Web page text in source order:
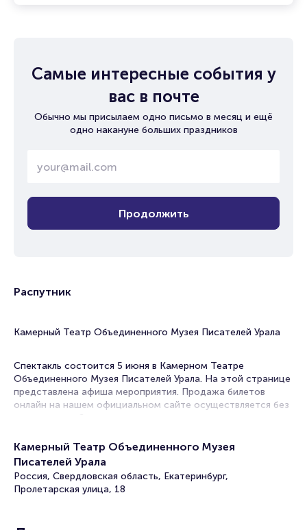
Самые интересные события у
вас в почте
Обычно мы присылаем одно письмо в месяц и ещё
одно накануне больших праздников
Продолжить
Распутник
Камерный Театр Объединенного Музея Писателей Урала
Спектакль состоится 5 июня в Камерном Театре
Объединенного Музея Писателей Урала. На этой странице
представлена афиша мероприятия. Продажа билетов
онлайн на нашем официальном сайте осуществляется без
В афишах театров Екатеринбурга спектакли на любой вкус!
Постановки по произведениям классиков и
современников, драмы, комедии, трагикомедии. В их
основе истории, основанные на реальных событиях или
Камерный Театр Объединенного Музея
Писателей Урала
Россия, Свердловская область, Екатеринбург,
Пролетарская улица, 18